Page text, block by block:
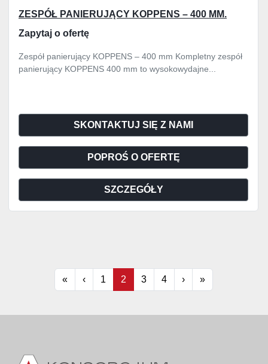
ZESPÓŁ PANIERUJĄCY KOPPENS – 400 MM.
Zapytaj o ofertę
Zespół panierujący KOPPENS – 400 mm Kompletny zespół
panierujący KOPPENS 400 mm to wysokowydajne...
SKONTAKTUJ SIĘ Z NAMI
POPROŚ O OFERTĘ
SZCZEGÓŁY
« ‹ 1 2 3 4 › »